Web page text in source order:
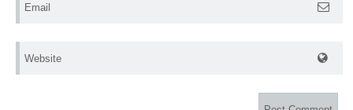
Email
Website